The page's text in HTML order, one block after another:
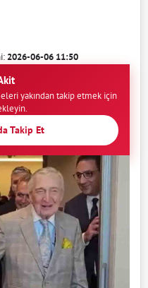
2026-06-06 11:50
yakından takip etmek için
Takip Et